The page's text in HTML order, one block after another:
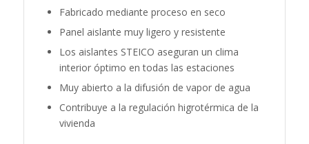
Fabricado mediante proceso en seco
Panel aislante muy ligero y resistente
Los aislantes STEICO aseguran un clima
interior óptimo en todas las estaciones
Muy abierto a la difusión de vapor de agua
Contribuye a la regulación higrotérmica de la
vivienda